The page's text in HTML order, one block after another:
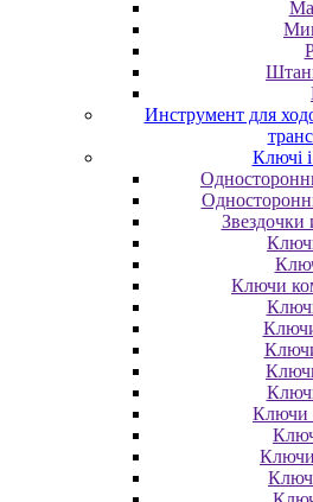
Инструмент для
Ключі
Звездочки
Ключи
Ключи